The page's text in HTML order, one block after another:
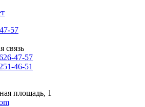
57
связь
47-57
46-51
площадь, 1